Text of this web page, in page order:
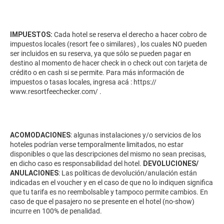
IMPUESTOS: Cada hotel se reserva el derecho a hacer cobro de
impuestos locales (resort fee o similares) , los cuales NO pueden
ser incluidos en su reserva, ya que sólo se pueden pagar en
destino al momento de hacer check in o check out con tarjeta de
crédito o en cash si se permite. Para más información de
impuestos o tasas locales, ingresa acá : https://
www.resortfeechecker.com/ .
ACOMODACIONES: algunas instalaciones y/o servicios de los
hoteles podrían verse temporalmente limitados, no estar
disponibles o que las descripciones del mismo no sean precisas,
en dicho caso es responsabilidad del hotel. DEVOLUCIONES/
ANULACIONES: Las políticas de devolución/anulación están
indicadas en el voucher y en el caso de que no lo indiquen significa
que tu tarifa es no reembolsable y tampoco permite cambios. En
caso de que el pasajero no se presente en el hotel (no-show)
incurre en 100% de penalidad.